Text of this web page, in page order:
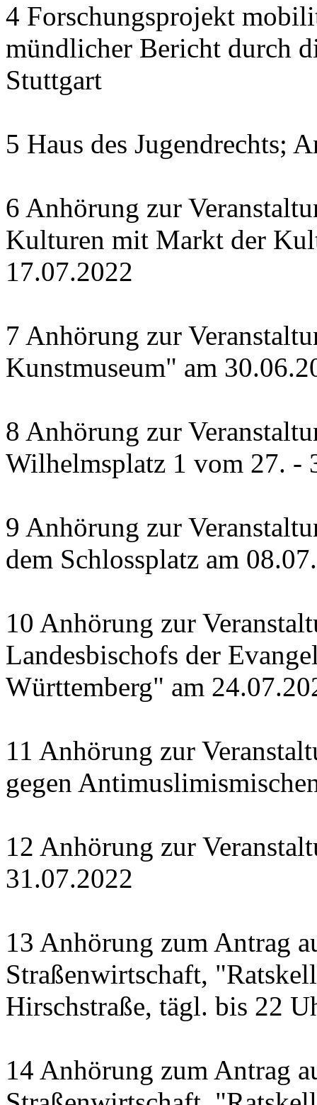
4 Forschungsprojekt
mündlicher Bericht durch
Stuttgart
5 Haus des Jugendrechts;
6 Anhörung zur
Kulturen mit Markt der
17.07.2022
7 Anhörung zur
Kunstmuseum" am
8 Anhörung zur
Wilhelmsplatz 1 vom 27. -
9 Anhörung zur
dem Schlossplatz am
10 Anhörung zur
Landesbischofs der
Württemberg" am
11 Anhörung zur
gegen
12 Anhörung zur
31.07.2022
13 Anhörung zum Antrag
Straßenwirtschaft,
Hirschstraße, tägl. bis 22
14 Anhörung zum Antrag